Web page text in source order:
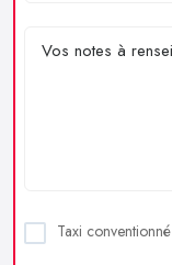
Taxi conventionné